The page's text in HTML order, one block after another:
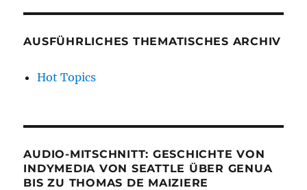
AUSFÜHRLICHES THEMATISCHES ARCHIV
Hot Topics
AUDIO-MITSCHNITT: GESCHICHTE VON
INDYMEDIA VON SEATTLE ÜBER GENUA
BIS ZU THOMAS DE MAIZIERE